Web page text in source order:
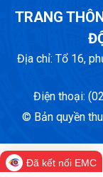
TRANG
Địa chỉ: Tổ 16,
Điện thoại:
© Bản quyền
Đã kết nối EMC